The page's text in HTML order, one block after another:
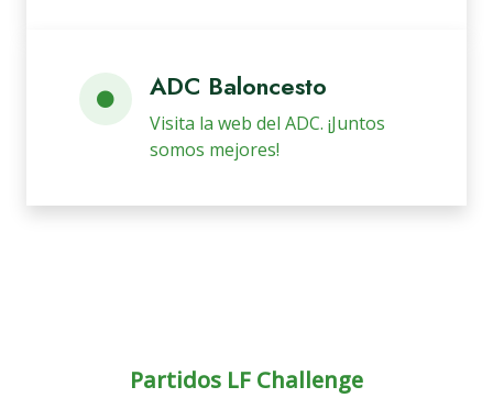
ADC Baloncesto
Visita la web del ADC. ¡Juntos
somos mejores!
Partidos LF Challenge